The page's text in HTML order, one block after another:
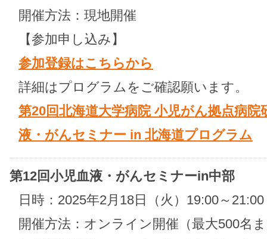
開催方法：現地開催
【参加申し込み】
参加登録はこちらから
詳細はプログラムをご確認願います。
第20回北海道大学病院 小児がん拠点病院
液・がんセミナー in 北海道プログラム
第12回小児血液・がんセミナーin中部
日時：2025年2月18日（火）19:00～
開催方法：オンライン開催（最大500名